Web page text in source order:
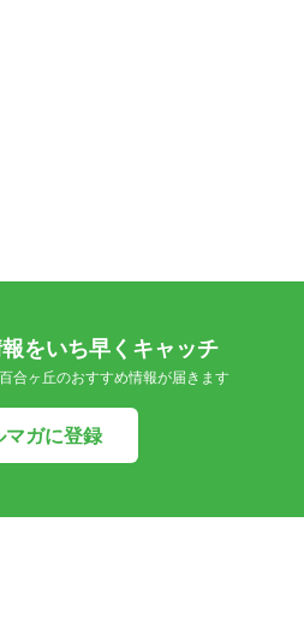
をいち早くキャッチ
合ヶ丘のおすすめ情報が届きます
マガに登録